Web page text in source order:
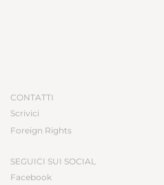
CONTATTI
Scrivici
Foreign Rights
SEGUICI SUI SOCIAL
Facebook